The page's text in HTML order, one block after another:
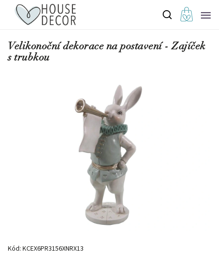
Velikonoční dekorace na postavení - Zajíček
s trubkou
Kód: KCEX6PR3156XNRX13